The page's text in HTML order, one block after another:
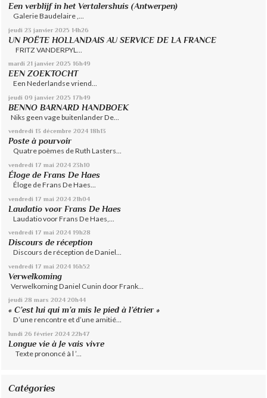
Een verblijf in het Vertalershuis (Antwerpen)
Galerie Baudelaire ,...
jeudi 23 janvier 2025 14h26
UN POËTE HOLLANDAIS AU SERVICE DE LA FRANCE
FRITZ VANDERPYL...
mardi 21 janvier 2025 16h49
EEN ZOEKTOCHT
Een Nederlandse vriend...
jeudi 09 janvier 2025 17h49
BENNO BARNARD HANDBOEK
Niks geen vage buitenlander De...
vendredi 13 décembre 2024 18h13
Poste à pourvoir
Quatre poèmes de Ruth Lasters...
vendredi 17 mai 2024 23h10
Éloge de Frans De Haes
Éloge de Frans De Haes...
vendredi 17 mai 2024 21h04
Laudatio voor Frans De Haes
Laudatio voor Frans De Haes,...
vendredi 17 mai 2024 19h28
Discours de réception
Discours de réception de Daniel...
vendredi 17 mai 2024 16h52
Verwelkoming
Verwelkoming Daniel Cunin door Frank...
jeudi 28 mars 2024 20h44
« C’est lui qui m’a mis le pied à l’étrier »
D’une rencontre et d’une amitié...
lundi 26 février 2024 22h47
Longue vie à Je vais vivre
Texte prononcé à l ’...
Catégories